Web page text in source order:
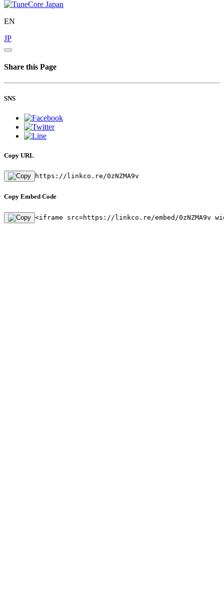
EN
JP
Share this Page
SNS
Copy URL
https://linkco.re/0zNZMA9v
Copy Embed Code
<iframe src=https://linkco.re/embed/0zNZMA9v